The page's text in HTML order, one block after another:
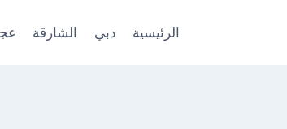
الرئيسية دبي الشارقة